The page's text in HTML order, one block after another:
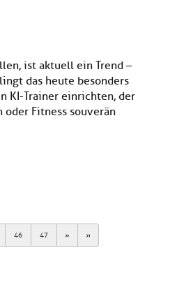
ist aktuell ein Trend –
das heute besonders
KI-Trainer einrichten, der
Fitness souverän
46 47 Next Last